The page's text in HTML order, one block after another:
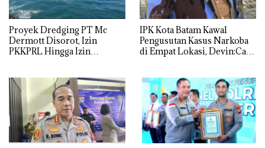
Proyek Dredging PT Mc
Dermott Disorot, Izin
PKKPRL Hingga Izin
IPK Kota Batam Kawal
Pengusutan Kasus Narkoba
di Empat Lokasi, Devin:Cari